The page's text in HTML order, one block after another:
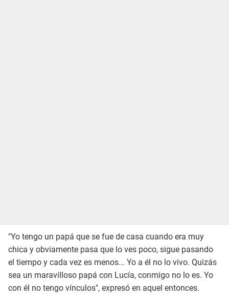
"Yo tengo un papá que se fue de casa cuando era muy
chica y obviamente pasa que lo ves poco, sigue pasando
el tiempo y cada vez es menos... Yo a él no lo vivo. Quizás
sea un maravilloso papá con Lucía, conmigo no lo es. Yo
con él no tengo vínculos", expresó en aquel entonces.